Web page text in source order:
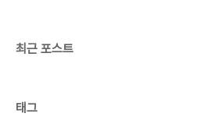
최근 포스트
태그